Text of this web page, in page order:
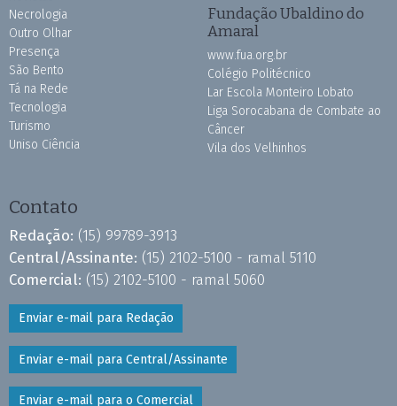
Necrologia
Outro Olhar
Presença
São Bento
Tá na Rede
Tecnologia
Turismo
Uniso Ciência
Fundação Ubaldino do
Amaral
www.fua.org.br
Colégio Politécnico
Lar Escola Monteiro Lobato
Liga Sorocabana de Combate ao
Câncer
Vila dos Velhinhos
Contato
Redação: (15) 99789-3913
Central/Assinante: (15) 2102-5100 - ramal 5110
Comercial: (15) 2102-5100 - ramal 5060
Enviar e-mail para Redação
Enviar e-mail para Central/Assinante
Enviar e-mail para o Comercial